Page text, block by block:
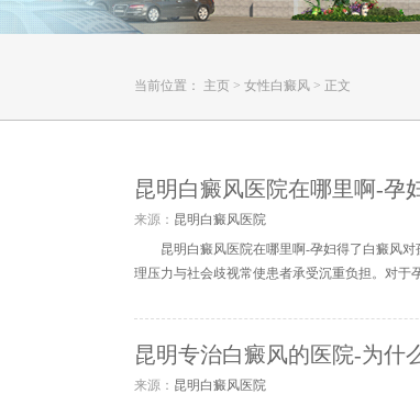
当前位置： 主页 > 女性白癜风 > 正文
昆明白癜风医院在哪里啊-孕
来源： 昆明白癜风医院
昆明白癜风医院在哪里啊-孕妇得了白癜风
理压力与社会歧视常使患者承受沉重负担。对于
昆明专治白癜风的医院-为什
来源： 昆明白癜风医院